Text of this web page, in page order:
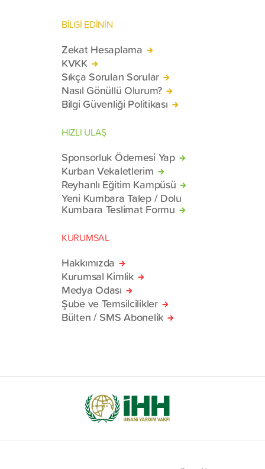
BİLGİ EDİNİN
Zekat Hesaplama
KVKK
Sıkça Sorulan Sorular
Nasıl Gönüllü Olurum?
Bilgi Güvenliği Politikası
HIZLI ULAŞ
Sponsorluk Ödemesi Yap
Kurban Vekaletlerim
Reyhanlı Eğitim Kampüsü
Yeni Kumbara Talep / Dolu
Kumbara Teslimat Formu
KURUMSAL
Hakkımızda
Kurumsal Kimlik
Medya Odası
Şube ve Temsilcilikler
Bülten / SMS Abonelik